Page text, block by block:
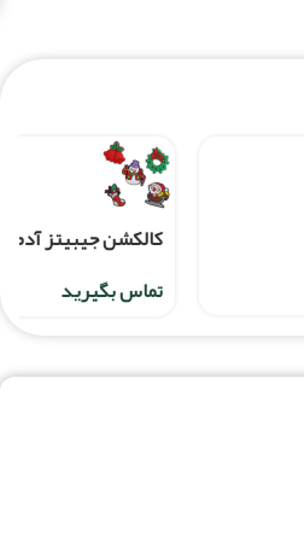
کالکشن جیبیتز آدم
تماس بگیرید